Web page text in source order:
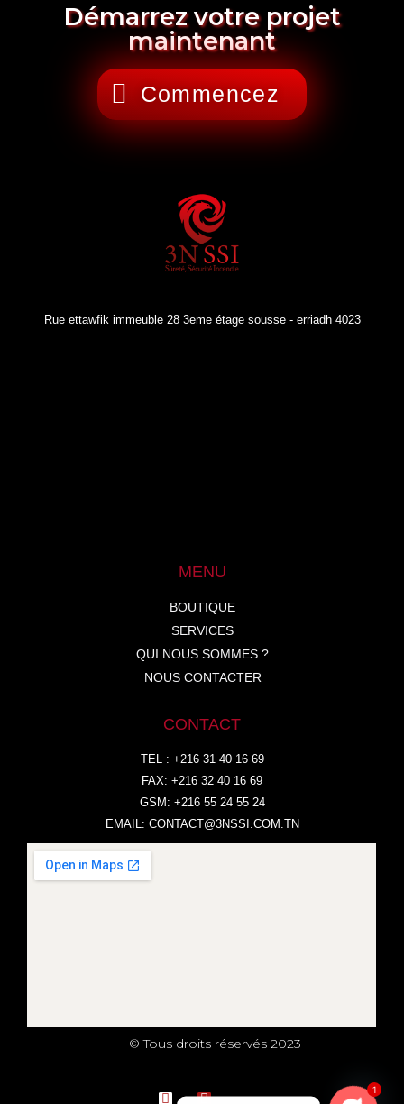
Démarrez votre projet
maintenant
Commencez
Rue ettawfik immeuble 28 3eme étage sousse - erriadh 4023
MENU
BOUTIQUE
SERVICES
QUI NOUS SOMMES ?
NOUS CONTACTER
CONTACT
TEL : +216 31 40 16 69
FAX: +216 32 40 16 69
GSM: +216 55 24 55 24
EMAIL: CONTACT@3NSSI.COM.TN
© Tous droits réservés 2023
1